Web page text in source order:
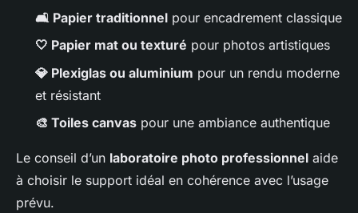
🛋️ Papier traditionnel pour encadrement classique
🤍 Papier mat ou texturé pour photos artistiques
💎 Plexiglas ou aluminium pour un rendu moderne
et résistant
🎨 Toiles canvas pour une ambiance authentique
Le conseil d’un laboratoire photo professionnel aide
à choisir le support idéal en cohérence avec l’usage
prévu.